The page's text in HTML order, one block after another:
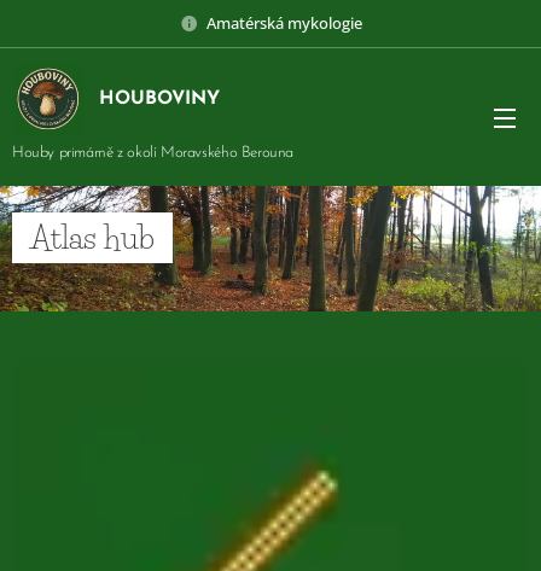
Amatérská mykologie
HOUBOVINY
Houby primárně z okolí Moravského Berouna
Atlas hub